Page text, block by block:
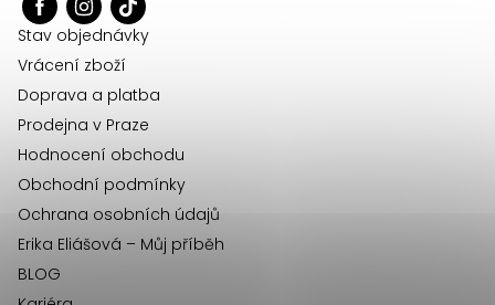
Stav objednávky
Vrácení zboží
Doprava a platba
Prodejna v Praze
Hodnocení obchodu
Obchodní podmínky
Ochrana osobních údajů
Erika Eliášová – Můj příběh
BLOG